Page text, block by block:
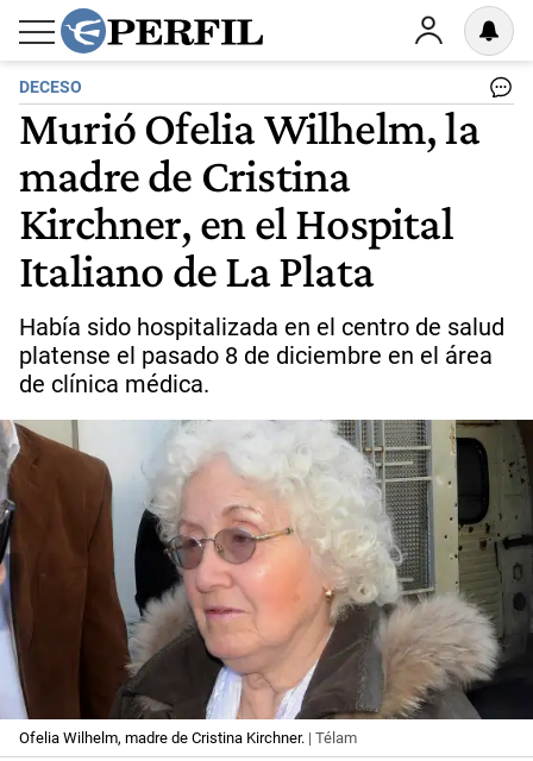
DECESO
Murió Ofelia Wilhelm, la
madre de Cristina
Kirchner, en el Hospital
Italiano de La Plata
Había sido hospitalizada en el centro de salud
platense el pasado 8 de diciembre en el área
de clínica médica.
Ofelia Wilhelm, madre de Cristina Kirchner. | Télam